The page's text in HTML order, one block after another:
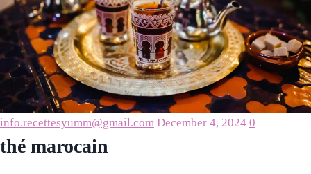
info.recettesyumm@gmail.com December 4, 2024 0
thé marocain